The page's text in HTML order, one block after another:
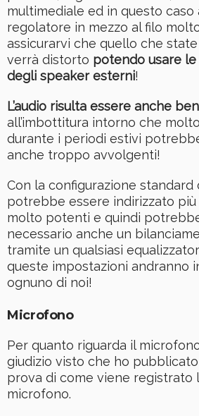
multimediale ed in questo caso
regolatore in mezzo al filo
assicurarvi che quello che
verrà distorto potendo usare le
degli speaker esterni!
L’audio risulta essere anche
all’imbottitura intorno che
durante i periodi estivi
anche troppo avvolgenti!
Con la configurazione standard
potrebbe essere indirizzato più
molto potenti e quindi
necessario anche un
tramite un qualsiasi
queste impostazioni andranno
ognuno di noi!
Microfono
Per quanto riguarda il
giudizio visto che ho
prova di come viene registrato
microfono.